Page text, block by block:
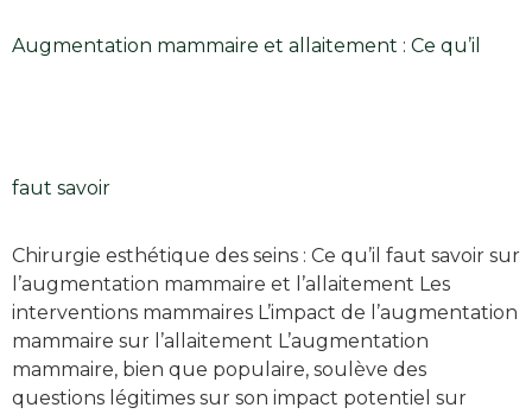
Augmentation mammaire et allaitement : Ce qu’il
faut savoir
Chirurgie esthétique des seins : Ce qu’il faut savoir sur
l’augmentation mammaire et l’allaitement Les
interventions mammaires L’impact de l’augmentation
mammaire sur l’allaitement L’augmentation
mammaire, bien que populaire, soulève des
questions légitimes sur son impact potentiel sur